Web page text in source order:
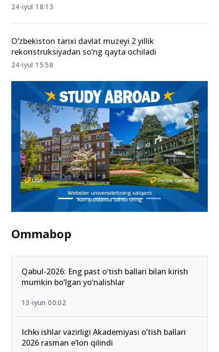
24-iyul 18:13
O‘zbekiston tarixi davlat muzeyi 2 yillik
rekonstruksiyadan so‘ng qayta ochiladi
24-iyul 15:58
Ommabop
Qabul-2026: Eng past o‘tish ballari bilan kirish
mumkin bo‘lgan yo‘nalishlar
13-iyun 00:02
Ichki ishlar vazirligi Akademiyasi o‘tish ballari
2026 rasman e’lon qilindi